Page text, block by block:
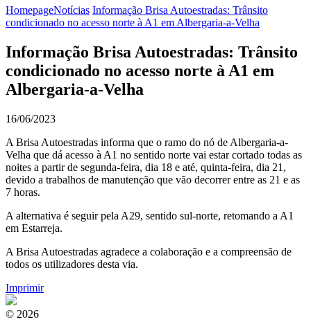
HomepageNotícias Informação Brisa Autoestradas: Trânsito
condicionado no acesso norte à A1 em Albergaria-a-Velha
Informação Brisa Autoestradas: Trânsito
condicionado no acesso norte à A1 em
Albergaria-a-Velha
16/06/2023
A Brisa Autoestradas informa que o ramo do nó de Albergaria-a-
Velha que dá acesso à A1 no sentido norte vai estar cortado todas as
noites a partir de segunda-feira, dia 18 e até, quinta-feira, dia 21,
devido a trabalhos de manutenção que vão decorrer entre as 21 e as
7 horas.
A alternativa é seguir pela A29, sentido sul-norte, retomando a A1
em Estarreja.
A Brisa Autoestradas agradece a colaboração e a compreensão de
todos os utilizadores desta via.
Imprimir
© 2026